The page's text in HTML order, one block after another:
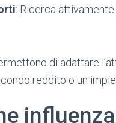
: Ricerca
di adattare
reddito o un